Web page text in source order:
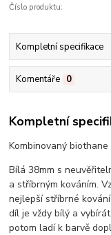
Číslo produktu:
Kompletní specifikace
Komentáře 0
Kompletní
Kombinovaný
Bílá 38mm s
a stříbrným kováním.
nejlepší stříbrné
díl je vždy bílý a
potom ladí k barvě